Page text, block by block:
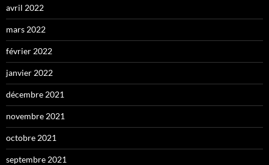
avril 2022
mars 2022
février 2022
janvier 2022
décembre 2021
novembre 2021
octobre 2021
septembre 2021